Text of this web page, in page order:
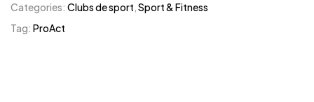
Categories: Clubs de sport,Sport & Fitness
Tag: ProAct